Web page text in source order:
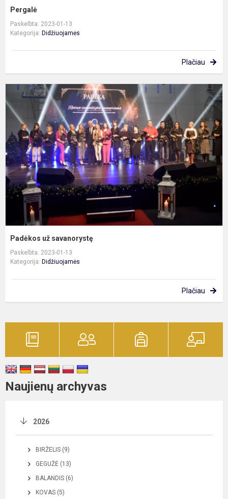
Pergalė
Paskelbta: 2023-01-13
Kategorija: Didžiuojamės
Plačiau
Padėkos už savanorystę
Paskelbta: 2023-01-13
Kategorija: Didžiuojamės
Plačiau
Naujienų archyvas
2026
BIRŽELIS (9)
GEGUŽĖ (13)
BALANDIS (6)
KOVAS (5)